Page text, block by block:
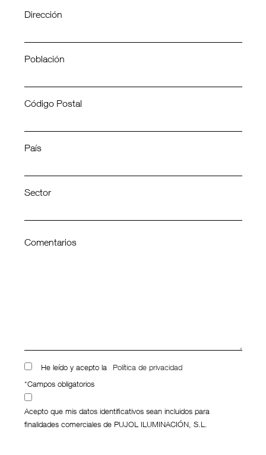
Dirección
Población
Código Postal
País
Sector
Comentarios
He leído y acepto la Política de privacidad
*Campos obligatorios
Acepto que mis datos identificativos sean incluidos para
finalidades comerciales de PUJOL ILUMINACIÓN, S.L.